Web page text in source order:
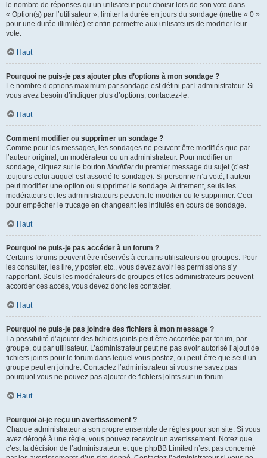
le nombre de réponses qu’un utilisateur peut choisir lors de son vote dans
« Option(s) par l’utilisateur », limiter la durée en jours du sondage (mettre « 0 »
pour une durée illimitée) et enfin permettre aux utilisateurs de modifier leur
vote.
Haut
Pourquoi ne puis-je pas ajouter plus d’options à mon sondage ?
Le nombre d’options maximum par sondage est défini par l’administrateur. Si
vous avez besoin d’indiquer plus d’options, contactez-le.
Haut
Comment modifier ou supprimer un sondage ?
Comme pour les messages, les sondages ne peuvent être modifiés que par
l’auteur original, un modérateur ou un administrateur. Pour modifier un
sondage, cliquez sur le bouton Modifierdu premier message du sujet (c’est
toujours celui auquel est associé le sondage). Si personne n’a voté, l’auteur
peut modifier une option ou supprimer le sondage. Autrement, seuls les
modérateurs et les administrateurs peuvent le modifier ou le supprimer. Ceci
pour empêcher le trucage en changeant les intitulés en cours de sondage.
Haut
Pourquoi ne puis-je pas accéder à un forum ?
Certains forums peuvent être réservés à certains utilisateurs ou groupes. Pour
les consulter, les lire, y poster, etc., vous devez avoir les permissions s’y
rapportant. Seuls les modérateurs de groupes et les administrateurs peuvent
accorder ces accès, vous devez donc les contacter.
Haut
Pourquoi ne puis-je pas joindre des fichiers à mon message ?
La possibilité d’ajouter des fichiers joints peut être accordée par forum, par
groupe, ou par utilisateur. L’administrateur peut ne pas avoir autorisé l’ajout de
fichiers joints pour le forum dans lequel vous postez, ou peut-être que seul un
groupe peut en joindre. Contactez l’administrateur si vous ne savez pas
pourquoi vous ne pouvez pas ajouter de fichiers joints sur un forum.
Haut
Pourquoi ai-je reçu un avertissement ?
Chaque administrateur a son propre ensemble de règles pour son site. Si vous
avez dérogé à une règle, vous pouvez recevoir un avertissement. Notez que
c’est la décision de l’administrateur, et que phpBB Limited n’est pas concerné